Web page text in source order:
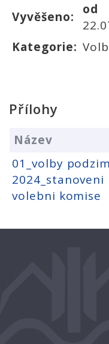
Vyvěšeno:
od
Kategorie:
Přílohy
Název
01_volby podzim
volebni komise